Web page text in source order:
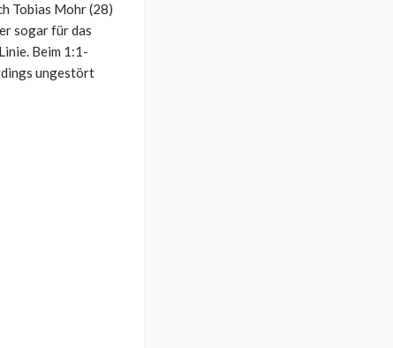
Tobias Mohr (28)
sogar für das
Beim 1:1-
ungestört